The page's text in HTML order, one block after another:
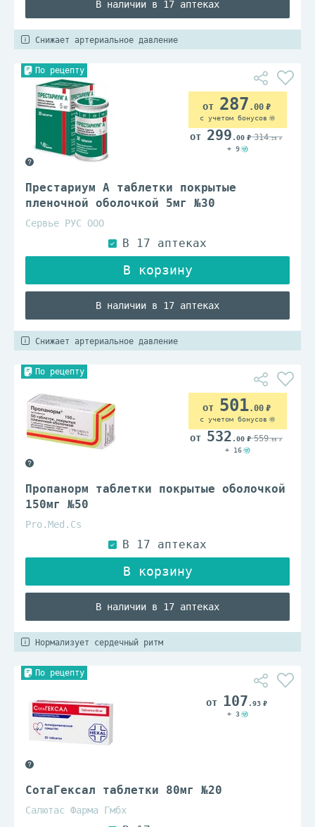
В наличии в 17 аптеках
Снижает артериальное давление
По рецепту
Престариум А таблетки покрытые
пленочной оболочкой 5мг №30
Сервье РУС ООО
В наличии в 17 аптеках
287 .00
с учетом бонусов
299 .00 314.25
+ 9
Снижает артериальное давление
По рецепту
Пропанорм таблетки покрытые оболочкой
150мг №50
Pro.Med.Cs
В наличии в 17 аптеках
501.00
с учетом бонусов
532 .00 559.95
+ 16
Нормализует сердечный ритм
По рецепту
СотаГексал таблетки 80мг №20
Салютас Фарма Гмбх
107 .93
+ 3